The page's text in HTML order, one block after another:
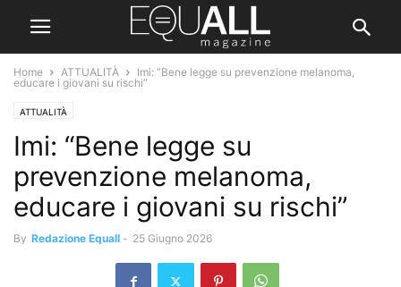
Home ATTUALITÀ
Imi: “Bene legge su prevenzione melanoma,
educare i giovani su rischi”
ATTUALITÀ
Imi: “Bene legge su
prevenzione melanoma,
educare i giovani su rischi”
By Redazione Equall - 25 Giugno 2026